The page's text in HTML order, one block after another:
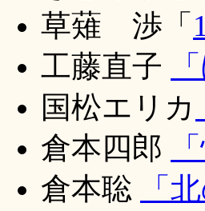
草薙 渉「
工藤直子
国松エリカ
倉本四郎
倉本聡
「